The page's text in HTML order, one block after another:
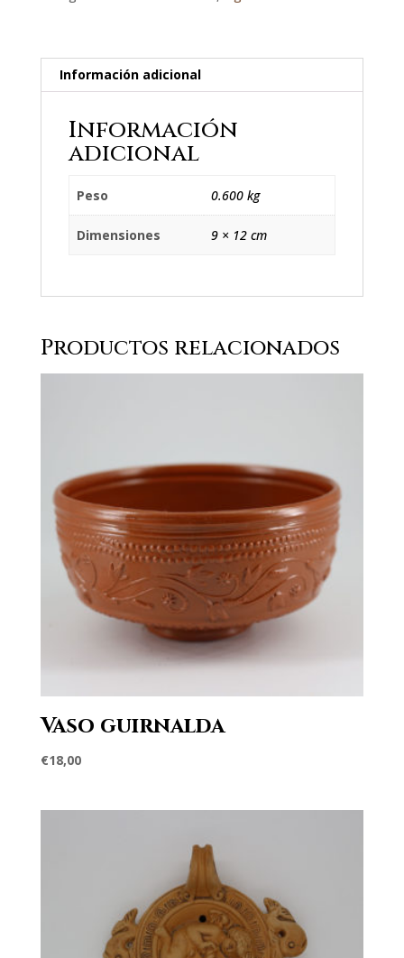
Información adicional
Información
adicional
Peso 0.600 kg
Dimensiones 9 × 12 cm
Productos relacionados
Vaso guirnalda
€18,00